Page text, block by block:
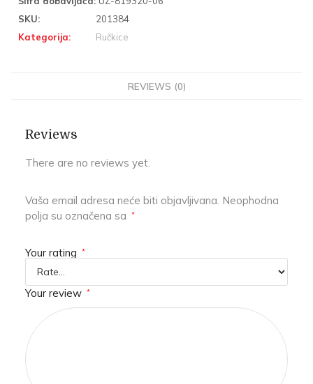
SKU:
201384
Kategorija:
Ručkice
REVIEWS (0)
Reviews
There are no reviews yet.
Vaša email adresa neće biti objavljivana. Neophodna
polja su označena sa
*
Your rating *
Your review *